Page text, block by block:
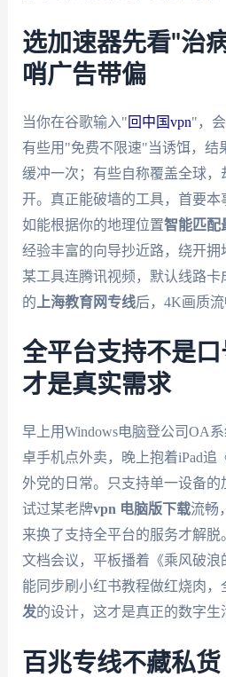
选加速器先看"治
哨广告带偏
当你在谷歌输入"回中国vpn"，
有些用"免费不限速"当诱饵，结
缓冲一次；有些自称覆盖全球，
开。真正能破墙的工具，首要本
如能根据你的地理位置智能匹配
经验丰富的向导抄近路，绕开拥
某工具连腾讯视频，默认线路卡
的 上海教育网专线后，4K画质流
全平台支持不是口
才是真实需求
早上用Windows电脑登公司OA
卓手机点外卖，晚上抱着iPad
外党的日常。只支持单一设备
试过某老牌vpn 电脑版下载流畅
来换了支持全平台的服务才解
文档会议，平板播着《乘风破浪
能同步刷小红书教程做红烧肉，
发的设计，这才是真正的数字生
百兆专线不藏私